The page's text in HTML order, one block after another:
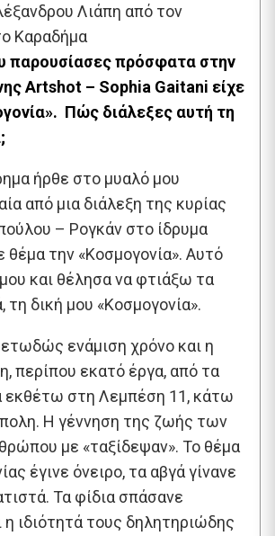
Λιάπη από τον
Καραδήμα
παρουσίασες πρόσφατα στην
Artshot – Sophia Gaitani είχε
Πώς διάλεξες αυτή τη
ήρθε στο μυαλό μου
από μια διάλεξη της κυρίας
– Ρογκάν στο ίδρυμα
θέμα την «Κοσμογονία». Αυτό
και θέλησα να φτιάξω τα
τη δική μου «Κοσμογονία».
ενάμιση χρόνο και η
περίπου εκατό έργα, από τα
εκθέτω στη Λεμπέση 11, κάτω
Η γέννηση της ζωής των
με «ταξίδεψαν». Το θέμα
έγινε όνειρο, τα αβγά γίνανε
Τα φίδια σπάσανε
ιδιότητά τους δηλητηριώδης